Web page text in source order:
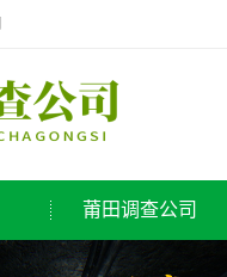
莆田调查公司
侦探公司